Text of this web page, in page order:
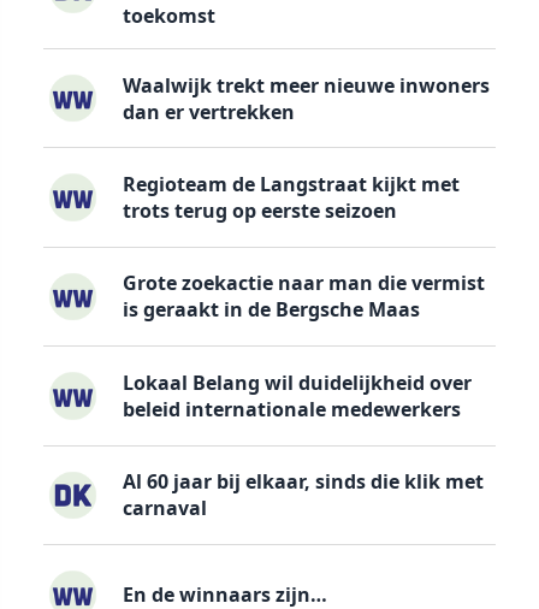
toekomst
Waalwijk trekt meer nieuwe inwoners
dan er vertrekken
Regioteam de Langstraat kijkt met
trots terug op eerste seizoen
Grote zoekactie naar man die vermist
is geraakt in de Bergsche Maas
Lokaal Belang wil duidelijkheid over
beleid internationale medewerkers
Al 60 jaar bij elkaar, sinds die klik met
carnaval
En de winnaars zijn…